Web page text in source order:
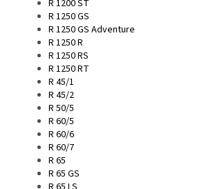
R 1200 ST
R 1250 GS
R 1250 GS Adventure
R 1250 R
R 1250 RS
R 1250 RT
R 45/1
R 45/2
R 50/5
R 60/5
R 60/6
R 60/7
R 65
R 65 GS